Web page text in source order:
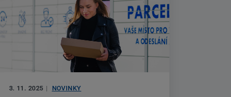
3. 11. 2025 | NOVINKY